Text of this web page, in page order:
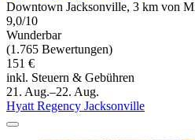
Downtown Jacksonville, 3 km von
9,0/10
Wunderbar
(1.765 Bewertungen)
151 €
inkl. Steuern & Gebühren
21. Aug.–22. Aug.
Hyatt Regency Jacksonville